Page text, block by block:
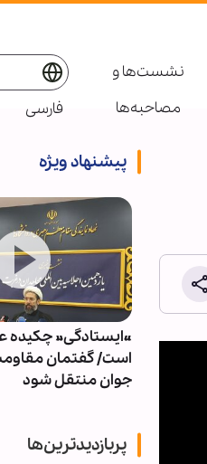
نشست‌ها و
مصاحبه‌ها
فارسی
پیشنهاد ویژه
«ایستادگی» چکیده
است/ گفتمان
جوان منتقل شود
پربازدیدترین‌ها